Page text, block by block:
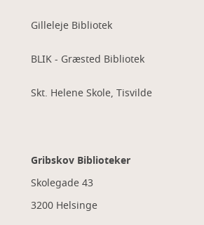
Gilleleje Bibliotek
BLIK - Græsted Bibliotek
Skt. Helene Skole, Tisvilde
Gribskov Biblioteker
Skolegade 43
3200 Helsinge